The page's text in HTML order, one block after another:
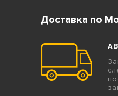
Доставка по